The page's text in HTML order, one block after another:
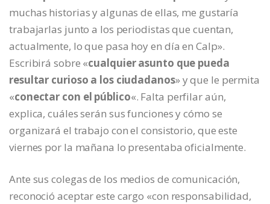
muchas historias y algunas de ellas, me gustaría
trabajarlas junto a los periodistas que cuentan,
actualmente, lo que pasa hoy en día en Calp».
Escribirá sobre «cualquier asunto que pueda
resultar curioso a los ciudadanos» y que le permita
«conectar con el público«. Falta perfilar aún,
explica, cuáles serán sus funciones y cómo se
organizará el trabajo con el consistorio, que este
viernes por la mañana lo presentaba oficialmente.
Ante sus colegas de los medios de comunicación,
reconoció aceptar este cargo «con responsabilidad,